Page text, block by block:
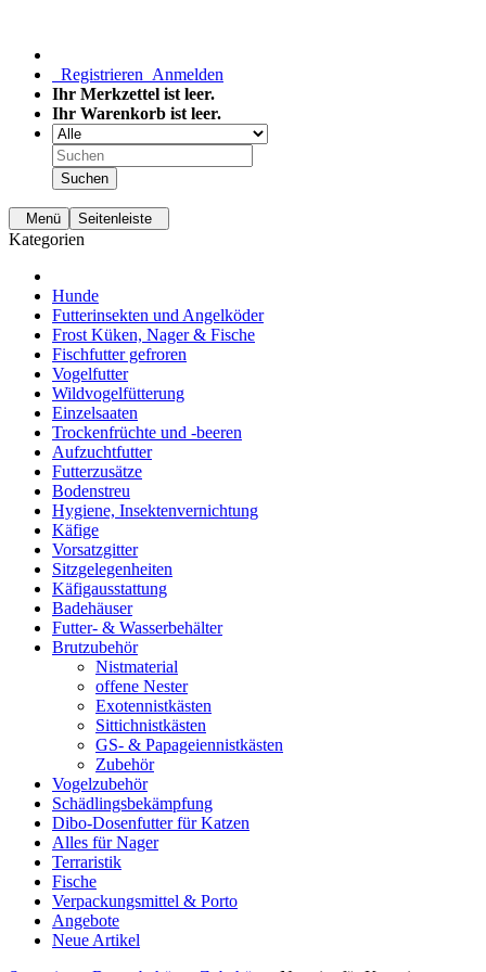
Registrieren Anmelden
Ihr Merkzettel ist leer.
Ihr Warenkorb ist leer.
Suchen
Menü Seitenleiste
Kategorien
Hunde
Futterinsekten und Angelköder
Frost Küken, Nager & Fische
Fischfutter gefroren
Vogelfutter
Wildvogelfütterung
Einzelsaaten
Trockenfrüchte und -beeren
Aufzuchtfutter
Futterzusätze
Bodenstreu
Hygiene, Insektenvernichtung
Käfige
Vorsatzgitter
Sitzgelegenheiten
Käfigausstattung
Badehäuser
Futter- & Wasserbehälter
Brutzubehör
Nistmaterial
offene Nester
Exotennistkästen
Sittichnistkästen
GS- & Papageiennistkästen
Zubehör
Vogelzubehör
Schädlingsbekämpfung
Dibo-Dosenfutter für Katzen
Alles für Nager
Terraristik
Fische
Verpackungsmittel & Porto
Angebote
Neue Artikel